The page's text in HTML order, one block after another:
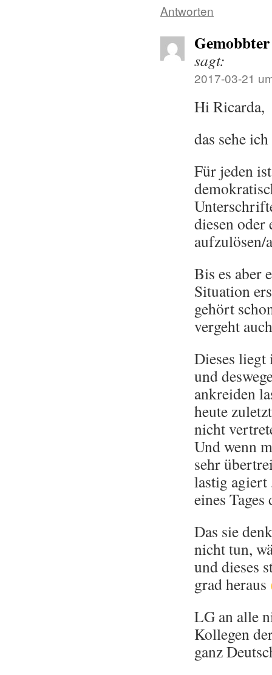
Antworten
sagt:
2017-03-21
Hi Ricarda,
das sehe
Für jeden
diesen oder
aufzulösen/
Bis es aber
Situation
gehört
vergeht
Dieses liegt
und
ankreiden
heute
nicht
Und wenn
sehr
lastig agiert
eines
Das sie
nicht tun,
und dieses
grad heraus
LG an alle
Kollegen
ganz